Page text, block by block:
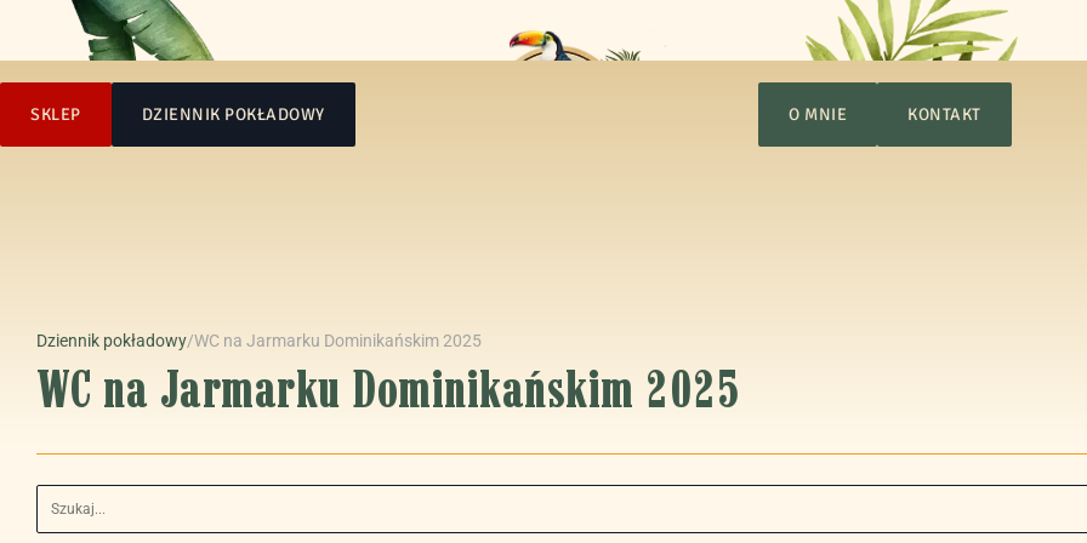
SKLEP DZIENNIK POKŁADOWY O MNIE KONTAKT
Dziennik pokładowy/WC na Jarmarku Dominikańskim 2025
WC na Jarmarku Dominikańskim 2025